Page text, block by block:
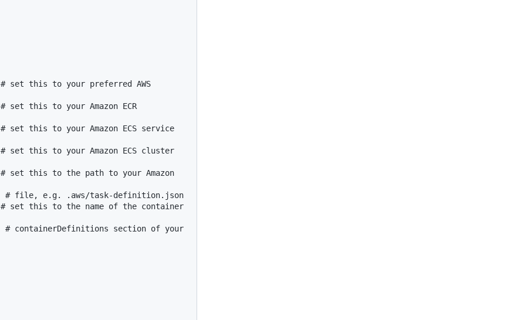
# set this to your preferred AWS
# set this to your Amazon ECR
# set this to your Amazon ECS service
# set this to your Amazon ECS cluster
# set this to the path to your Amazon
# file, e.g. .aws/task-definition.json
# set this to the name of the container
# containerDefinitions section of your